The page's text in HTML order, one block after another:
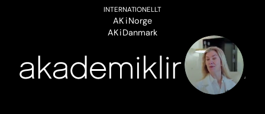
INTERNATIONELLT
AK i Norge
AK i Danmark